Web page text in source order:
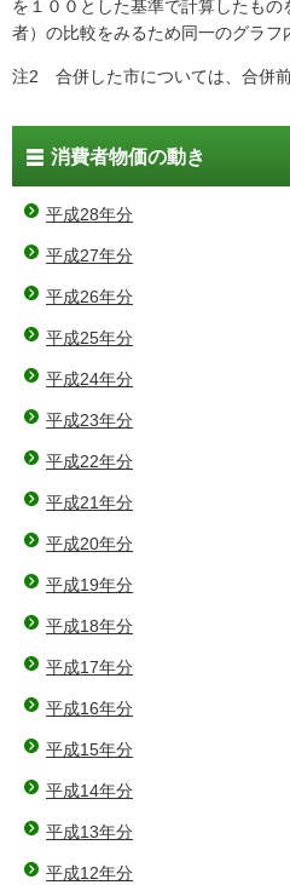
を１００とした基準で計算したもの
者）の比較をみるため同一のグラフ
注2 合併した市については、合併
消費者物価の動き
平成28年分
平成27年分
平成26年分
平成25年分
平成24年分
平成23年分
平成22年分
平成21年分
平成20年分
平成19年分
平成18年分
平成17年分
平成16年分
平成15年分
平成14年分
平成13年分
平成12年分